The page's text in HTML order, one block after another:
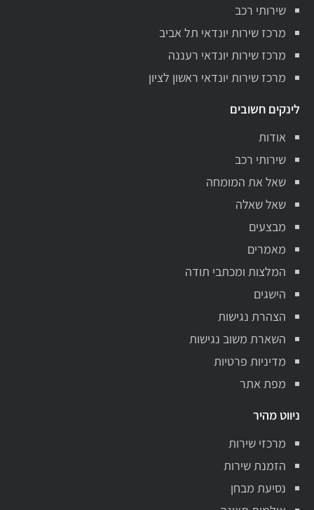
שירותי רכב
מרכז שירות יונדאי תל אביב
מרכז שירות יונדאי רעננה
מרכז שירות יונדאי ראשון לציון
לינקים חשובים
אודות
שירותי רכב
שאל את המומחה
שאל שאלה
מבצעים
מאמרים
המלצות ומכתבי תודה
הישגים
הצהרת נגישות
השארת משוב נגישות
מדיניות פרטיות
מפת אתר
ניווט מהיר
מרכזי שירות
הזמנת שירות
נסיעת מבחן